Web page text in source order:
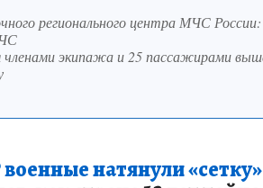
регионального центра МЧС
экипажа и 25 пассажирами
натянули «сетку»